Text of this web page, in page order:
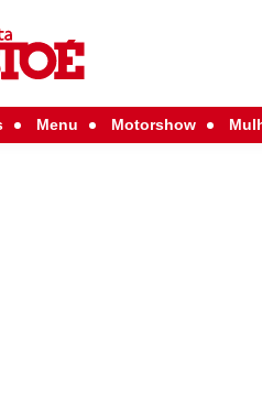
Menu Motorshow